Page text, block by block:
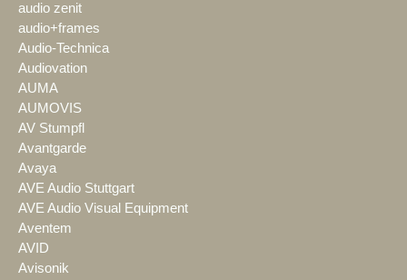
audio zenit
audio+frames
Audio-Technica
Audiovation
AUMA
AUMOVIS
AV Stumpfl
Avantgarde
Avaya
AVE Audio Stuttgart
AVE Audio Visual Equipment
Aventem
AVID
Avisonik